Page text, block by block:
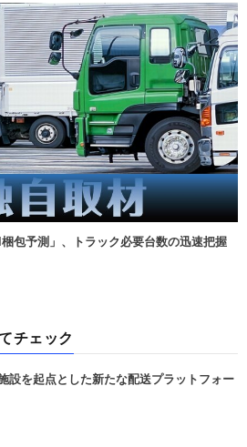
包予測」、トラック必要台数の迅速把握
チェック
を起点とした新たな配送プラットフォー